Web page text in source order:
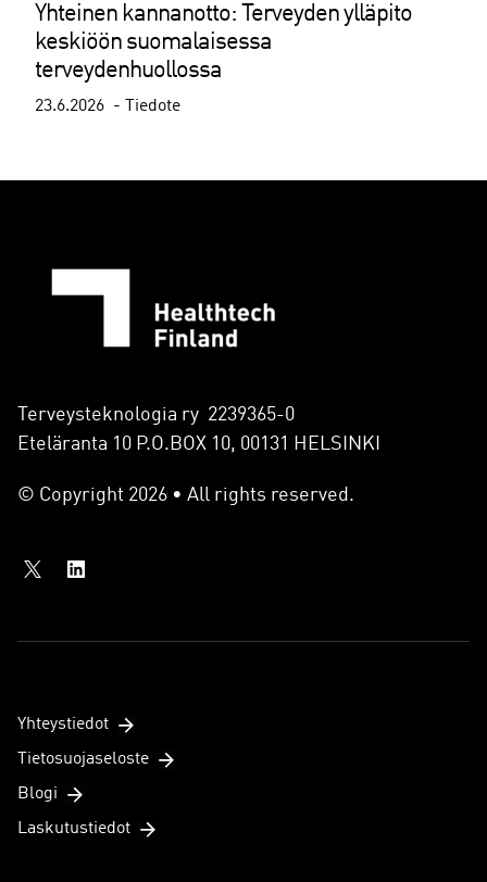
Yhteinen kannanotto: Terveyden ylläpito
keskiöön suomalaisessa
terveydenhuollossa
23.6.2026 Tiedote
Terveysteknologia ry 2239365-0
Eteläranta 10 P.O.BOX 10, 00131 HELSINKI
© Copyright 2026 • All rights reserved.
Yhteystiedot
Tietosuojaseloste
Blogi
Laskutustiedot